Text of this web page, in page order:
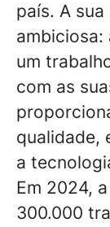
país. A
ambiciosa:
um
com as
qualidade,
a
Em 2024,
300.000